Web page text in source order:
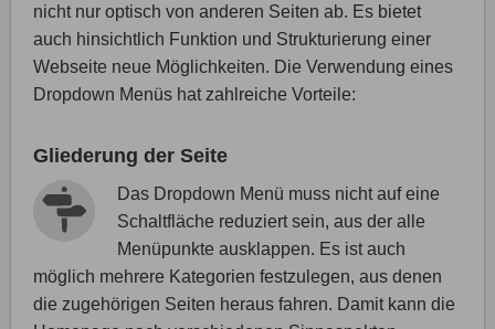
nicht nur optisch von anderen Seiten ab. Es bietet
auch hinsichtlich Funktion und Strukturierung einer
Webseite neue Möglichkeiten. Die Verwendung eines
Dropdown Menüs hat zahlreiche Vorteile:
Gliederung der Seite
Das Dropdown Menü muss nicht auf eine
Schaltfläche reduziert sein, aus der alle
Menüpunkte ausklappen. Es ist auch
möglich mehrere Kategorien festzulegen, aus denen
die zugehörigen Seiten heraus fahren. Damit kann die